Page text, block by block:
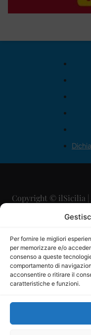
Per fornire le migliori
per memorizzare e/o
consenso a queste
comportamento di
acconsentire o ritirare il
caratteristiche e funzioni.
Copyright © ilSicilia |
Direttore
Direttore
Mercurio